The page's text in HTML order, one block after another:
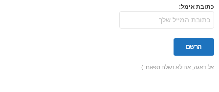
כתובת אימל:
אל דאגה, אנו לא נשלח ספאם :)